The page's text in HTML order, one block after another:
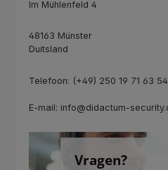
Im Mühlenfeld 4
48163 Münster
Duitsland
Telefoon: (+49) 250 19 71 63
E-mail: info@didactum-
Vragen?